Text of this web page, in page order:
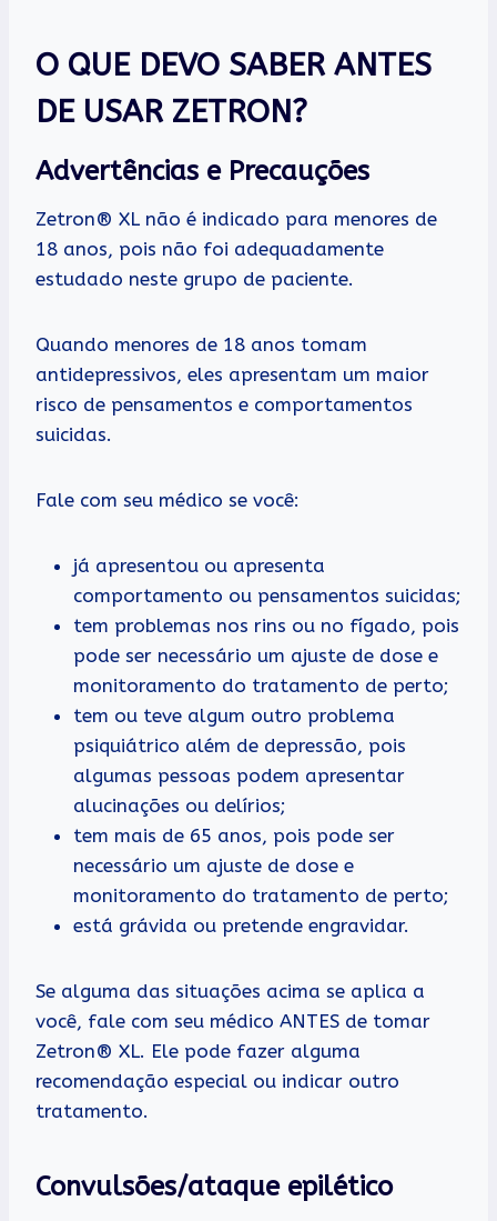
O QUE DEVO SABER ANTES
DE USAR ZETRON?
Advertências e Precauções
Zetron® XL não é indicado para menores de
18 anos, pois não foi adequadamente
estudado neste grupo de paciente.
Quando menores de 18 anos tomam
antidepressivos, eles apresentam um maior
risco de pensamentos e comportamentos
suicidas.
Fale com seu médico se você:
já apresentou ou apresenta
comportamento ou pensamentos suicidas;
tem problemas nos rins ou no fígado, pois
pode ser necessário um ajuste de dose e
monitoramento do tratamento de perto;
tem ou teve algum outro problema
psiquiátrico além de depressão, pois
algumas pessoas podem apresentar
alucinações ou delírios;
tem mais de 65 anos, pois pode ser
necessário um ajuste de dose e
monitoramento do tratamento de perto;
está grávida ou pretende engravidar.
Se alguma das situações acima se aplica a
você, fale com seu médico ANTES de tomar
Zetron® XL. Ele pode fazer alguma
recomendação especial ou indicar outro
tratamento.
Convulsões/ataque epilético